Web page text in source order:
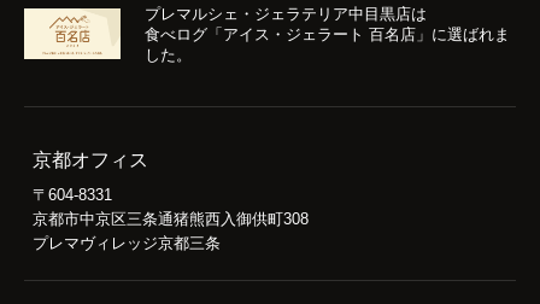
プレマルシェ・ジェラテリア中目黒店は
食べログ「アイス・ジェラート 百名店」に選ばれま
した。
京都オフィス
〒604-8331
京都市中京区三条通猪熊西入御供町308
プレマヴィレッジ京都三条